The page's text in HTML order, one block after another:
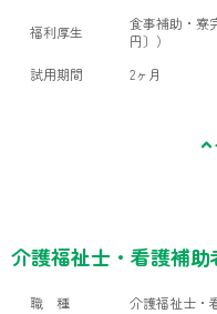
福利厚生
食事補助・寮
円〕）
試用期間
2ヶ月
介護福祉士・看護補助
職 種 介護福祉士・